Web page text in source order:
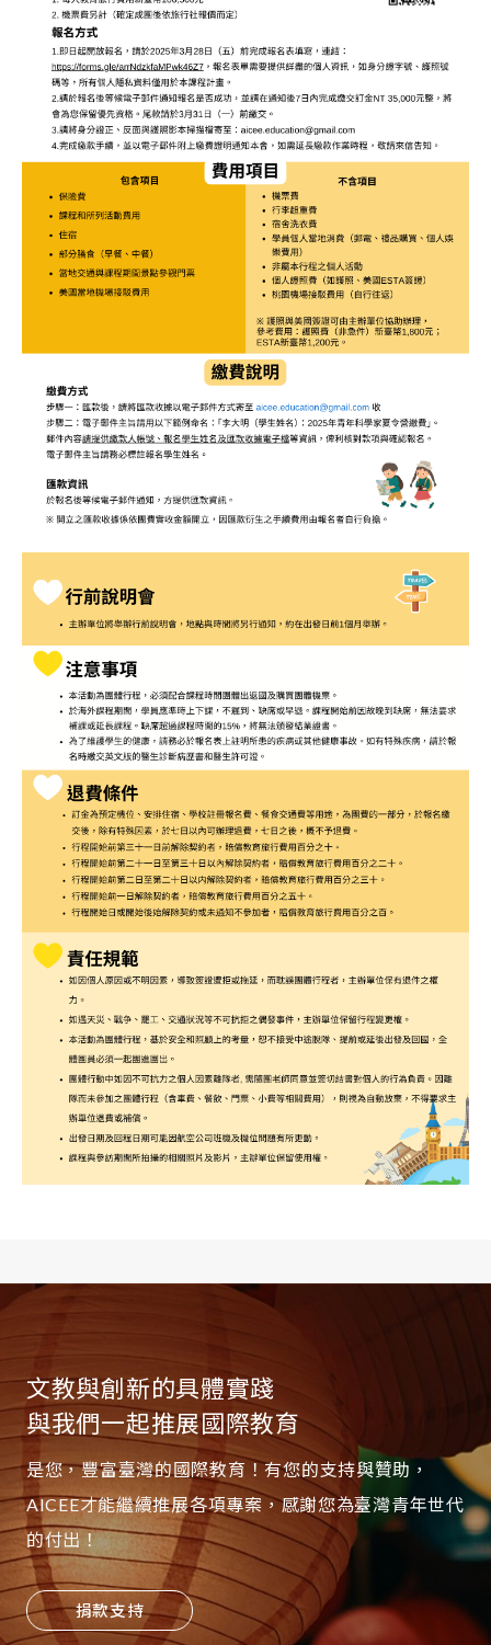
文教與創新的具體實踐
與我們一起推展國際教育
是您，豐富臺灣的國際教育！有您的支持與贊助，
AICEE才能繼續推展各項專案，感謝您為臺灣青年世代
的付出！
捐款支持